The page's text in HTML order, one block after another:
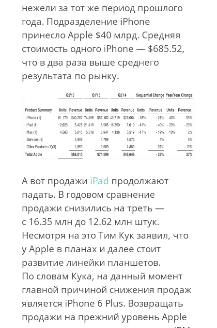
нежели за тот же период прошлого
года. Подразделение iPhone
принесло Apple $40 млрд. Средняя
стоимость одного iPhone —$685.52,
что в два раза выше среднего
результата по рынку.
А вот продажи iPad продолжают
падать. В годовом сравнение
продажи снизились на треть —
с 16.35 млн до 12.62 млн штук.
Несмотря на это Тим Кук заявил, что
у Apple в планах и далее стоит
развитие линейки планшетов.
По словам Кука, на данный момент
главной причиной снижения продаж
является iPhone 6 Plus. Возвращать
продажи на прежний уровень Apple